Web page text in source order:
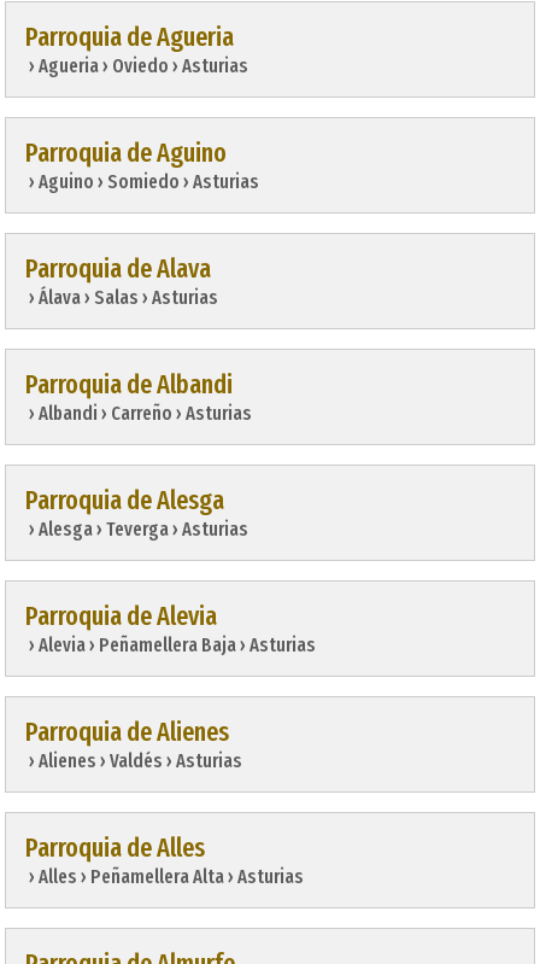
Parroquia de Agueria
› Agueria › Oviedo › Asturias
Parroquia de Aguino
› Aguino › Somiedo › Asturias
Parroquia de Alava
› Álava › Salas › Asturias
Parroquia de Albandi
› Albandi › Carreño › Asturias
Parroquia de Alesga
› Alesga › Teverga › Asturias
Parroquia de Alevia
› Alevia › Peñamellera Baja › Asturias
Parroquia de Alienes
› Alienes › Valdés › Asturias
Parroquia de Alles
› Alles › Peñamellera Alta › Asturias